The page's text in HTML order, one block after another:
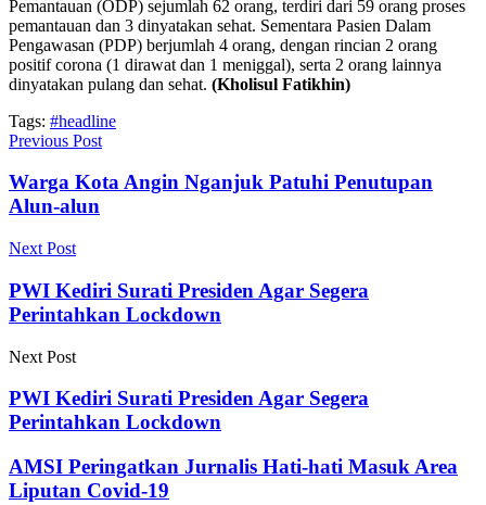
Pemantauan (ODP) sejumlah 62 orang, terdiri dari 59 orang proses
pemantauan dan 3 dinyatakan sehat. Sementara Pasien Dalam
Pengawasan (PDP) berjumlah 4 orang, dengan rincian 2 orang
positif corona (1 dirawat dan 1 meniggal), serta 2 orang lainnya
dinyatakan pulang dan sehat. (Kholisul Fatikhin)
Tags: #headline
Previous Post
Warga Kota Angin Nganjuk Patuhi Penutupan
Alun-alun
Next Post
PWI Kediri Surati Presiden Agar Segera
Perintahkan Lockdown
Next Post
PWI Kediri Surati Presiden Agar Segera
Perintahkan Lockdown
AMSI Peringatkan Jurnalis Hati-hati Masuk Area
Liputan Covid-19